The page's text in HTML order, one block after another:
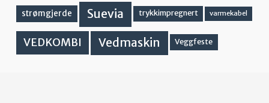
strømgjerde Suevia trykkimpregnert varmekabel
VEDKOMBI Vedmaskin Veggfeste